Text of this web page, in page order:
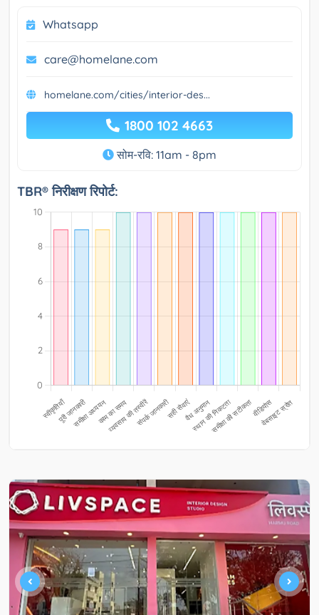
Whatsapp
care@homelane.com
homelane.com/cities/interior-des...
1800 102 4663
सोम-रवि: 11am - 8pm
TBR® निरीक्षण रिपोर्ट: